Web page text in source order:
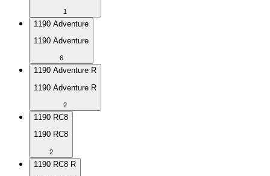
1
1190 Adventure
1190 Adventure
6
1190 Adventure R
1190 Adventure R
2
1190 RC8
1190 RC8
2
1190 RC8 R